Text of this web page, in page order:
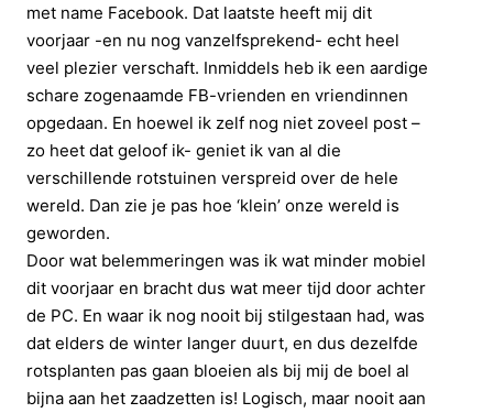
met name Facebook. Dat laatste heeft mij dit
voorjaar -en nu nog vanzelfsprekend- echt heel
veel plezier verschaft. Inmiddels heb ik een aardige
schare zogenaamde FB-vrienden en vriendinnen
opgedaan. En hoewel ik zelf nog niet zoveel post –
zo heet dat geloof ik- geniet ik van al die
verschillende rotstuinen verspreid over de hele
wereld. Dan zie je pas hoe ‘klein’ onze wereld is
geworden.
Door wat belemmeringen was ik wat minder mobiel
dit voorjaar en bracht dus wat meer tijd door achter
de PC. En waar ik nog nooit bij stilgestaan had, was
dat elders de winter langer duurt, en dus dezelfde
rotsplanten pas gaan bloeien als bij mij de boel al
bijna aan het zaadzetten is! Logisch, maar nooit aan